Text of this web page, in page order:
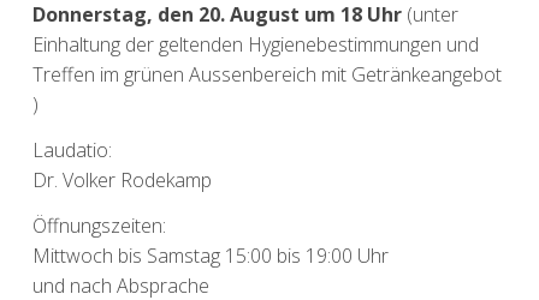
Donnerstag, den 20. August um 18 Uhr(unter
Einhaltung der geltenden Hygienebestimmungen und
Treffen im grünen Aussenbereich mit Getränkeangebot
)
Laudatio:
Dr. Volker Rodekamp
Öffnungszeiten:
Mittwoch bis Samstag 15:00 bis 19:00 Uhr
und nach Absprache